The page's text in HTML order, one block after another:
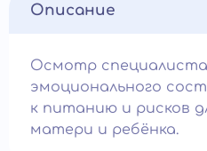
Описание
Осмотр специалиста
эмоционального
к питанию и рисков
матери и ребёнка.